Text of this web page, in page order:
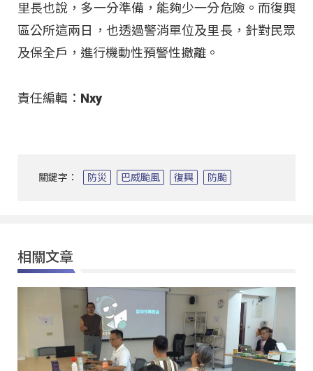
里長也說，多一分準備，能夠少一分危險 。而復興
區公所這兩日，也透過警消單位及里長，針對民眾
及保全戶，進行機動性預警性撤離 。
責任編輯：Nxy
關鍵字： 防災 巴威颱風 復興 防颱
相關文章